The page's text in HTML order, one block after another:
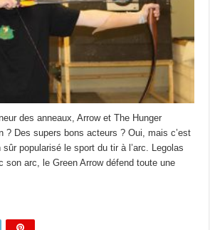
des anneaux, Arrow et The Hunger
? Des supers bons acteurs ? Oui, mais c’est
popularisé le sport du tir à l’arc. Legolas
son arc, le Green Arrow défend toute une